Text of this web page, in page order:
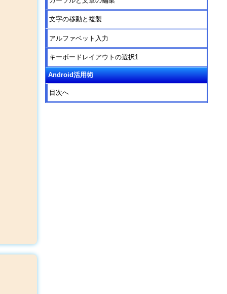
文字の移動と複製
アルファベット入力
キーボードレイアウトの選択1
Android活用術
目次へ